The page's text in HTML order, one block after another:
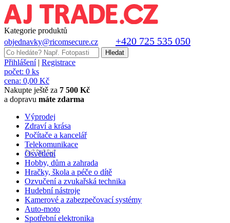
Kategorie produktů
objednavky@ricomsecure.cz
+420 725 535 050
Přihlášení| Registrace
počet: 0 ks
cena: 0,00 Kč
Nakupte ještě za 7 500 Kč
a dopravu máte zdarma
Výprodej
Zdraví a krása
Počítače a kancelář
Telekomunikace
Osvětlení
Hobby, dům a zahrada
Hračky, škola a péče o dítě
Ozvučení a zvukařská technika
Hudební nástroje
Kamerové a zabezpečovací systémy
Auto-moto
Spotřební elektronika